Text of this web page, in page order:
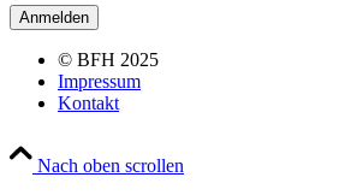
© BFH 2025
Impressum
Kontakt
Nach oben scrollen